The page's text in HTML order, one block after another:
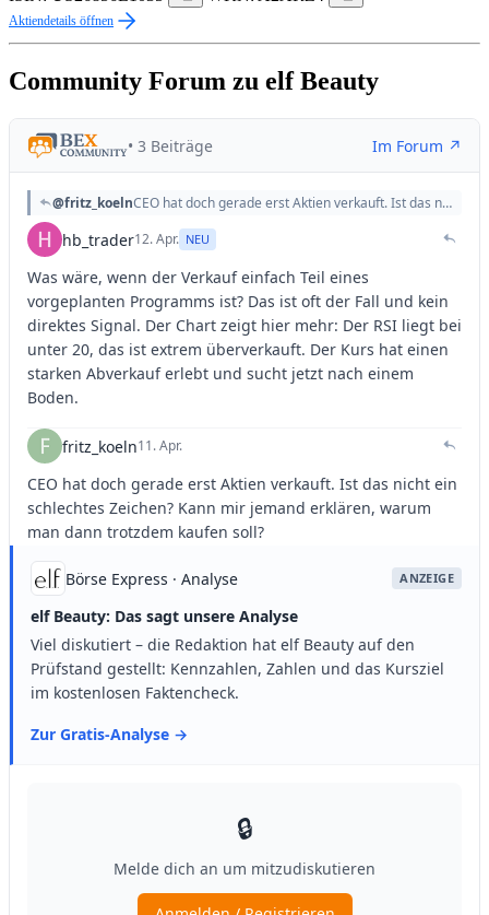
Aktiendetails öffnen
Community Forum zu elf Beauty